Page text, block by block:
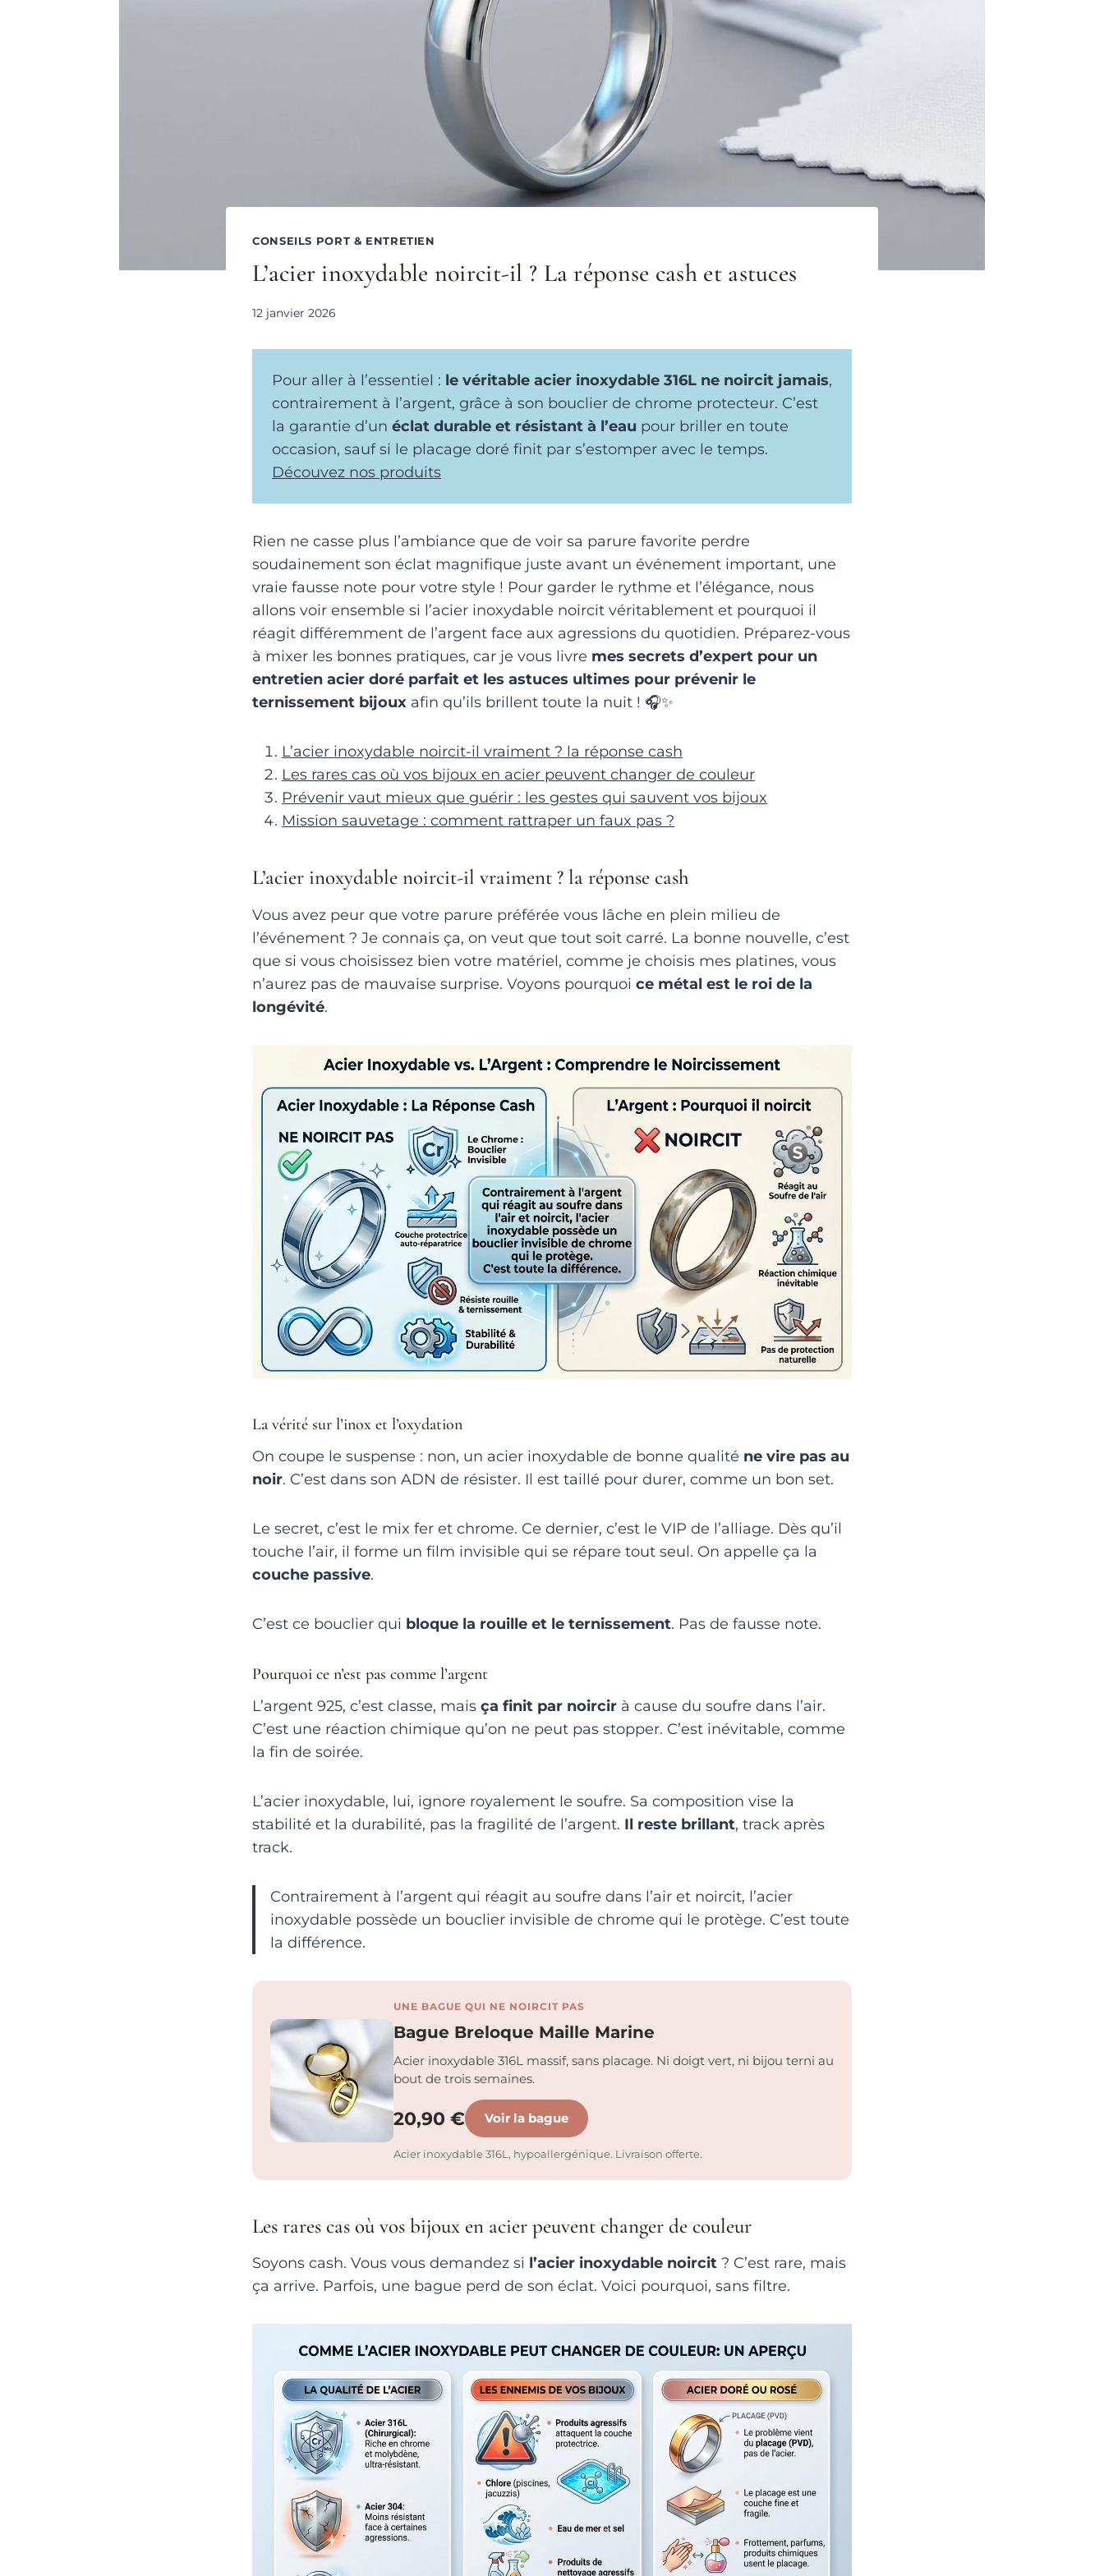
CONSEILS PORT & ENTRETIEN
L’acier inoxydable noircit-il ? La réponse cash et astuces
12 janvier 2026
Pour aller à l’essentiel : le véritable acier inoxydable 316L ne noircit jamais,
contrairement à l’argent, grâce à son bouclier de chrome protecteur. C’est
la garantie d’un éclat durable et résistant à l’eau pour briller en toute
occasion, sauf si le placage doré finit par s’estomper avec le temps.
Découvez nos produits
Rien ne casse plus l’ambiance que de voir sa parure favorite perdre
soudainement son éclat magnifique juste avant un événement important, une
vraie fausse note pour votre style ! Pour garder le rythme et l’élégance, nous
allons voir ensemble si l’acier inoxydable noircit véritablement et pourquoi il
réagit différemment de l’argent face aux agressions du quotidien. Préparez-vous
à mixer les bonnes pratiques, car je vous livre mes secrets d’expert pour un
entretien acier doré parfait et les astuces ultimes pour prévenir le
ternissement bijoux afin qu’ils brillent toute la nuit ! 🎧✨
L’acier inoxydable noircit-il vraiment ? la réponse cash
Les rares cas où vos bijoux en acier peuvent changer de couleur
Prévenir vaut mieux que guérir : les gestes qui sauvent vos bijoux
Mission sauvetage : comment rattraper un faux pas ?
L’acier inoxydable noircit-il vraiment ? la réponse cash
Vous avez peur que votre parure préférée vous lâche en plein milieu de
l’événement ? Je connais ça, on veut que tout soit carré. La bonne nouvelle, c’est
que si vous choisissez bien votre matériel, comme je choisis mes platines, vous
n’aurez pas de mauvaise surprise. Voyons pourquoi ce métal est le roi de la
longévité.
La vérité sur l’inox et l’oxydation
On coupe le suspense : non, un acier inoxydable de bonne qualité ne vire pas au
noir. C’est dans son ADN de résister. Il est taillé pour durer, comme un bon set.
Le secret, c’est le mix fer et chrome. Ce dernier, c’est le VIP de l’alliage. Dès qu’il
touche l’air, il forme un film invisible qui se répare tout seul. On appelle ça la
couche passive.
C’est ce bouclier qui bloque la rouille et le ternissement. Pas de fausse note.
Pourquoi ce n’est pas comme l’argent
L’argent 925, c’est classe, mais ça finit par noircir à cause du soufre dans l’air.
C’est une réaction chimique qu’on ne peut pas stopper. C’est inévitable, comme
la fin de soirée.
L’acier inoxydable, lui, ignore royalement le soufre. Sa composition vise la
stabilité et la durabilité, pas la fragilité de l’argent. Il reste brillant, track après
track.
Contrairement à l’argent qui réagit au soufre dans l’air et noircit, l’acier
inoxydable possède un bouclier invisible de chrome qui le protège. C’est toute
la différence.
UNE BAGUE QUI NE NOIRCIT PAS
Bague Breloque Maille Marine
Acier inoxydable 316L massif, sans placage. Ni doigt vert, ni bijou terni au
bout de trois semaines.
20,90 € Voir la bague
Acier inoxydable 316L, hypoallergénique. Livraison offerte.
Les rares cas où vos bijoux en acier peuvent changer de couleur
Soyons cash. Vous vous demandez si l’acier inoxydable noircit ? C’est rare, mais
ça arrive. Parfois, une bague perd de son éclat. Voici pourquoi, sans filtre.